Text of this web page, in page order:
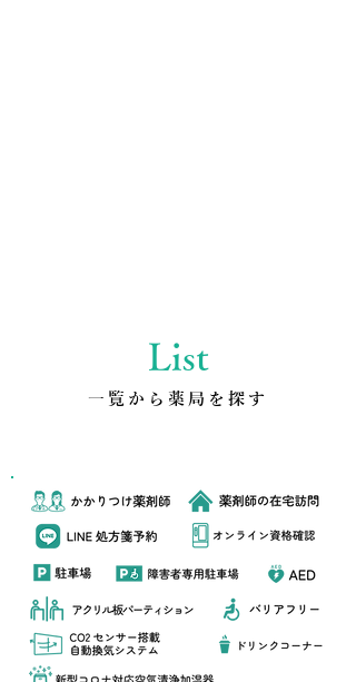
List
​一覧から薬局を探す